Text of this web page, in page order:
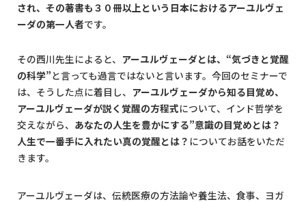
され、その著書も３０冊以上という日本におけるアーユルヴェ
ーダの第一人者です。
その西川先生によると、 アーユルヴェーダとは、“気づきと覚醒
の科学”と言っても過言ではないと言います。今回のセミナーで
は、そうした点に着目し、 アーユルヴェーダから知る目覚め、
アーユルヴェーダが説く覚醒の方程式について、インド哲学を
交えながら、 あなたの人生を豊かにする”意識の目覚めとは？
人生で一番手に入れたい真の覚醒とは？ についてお話をいただ
きます。
アーユルヴェーダは、伝統医療の方法論や養生法、食事、ヨガ